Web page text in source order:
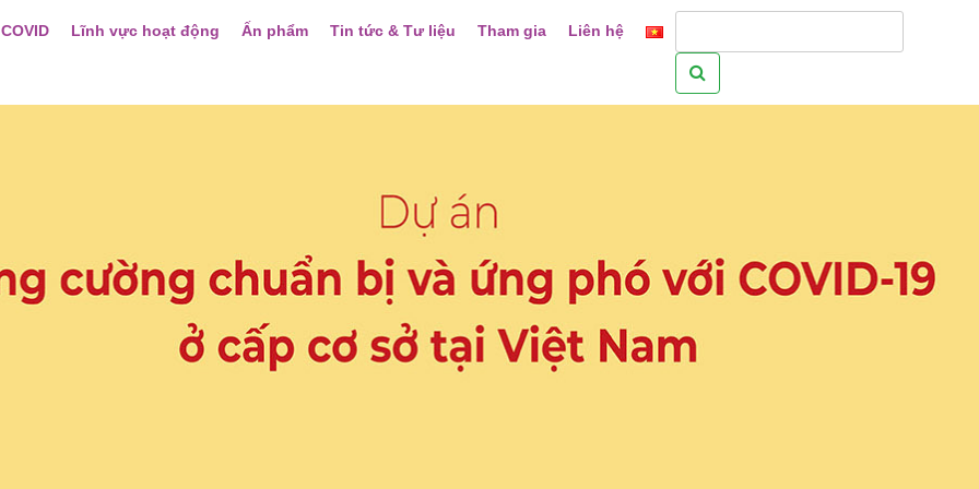
Lĩnh vực hoạt động Ấn phẩm Tin tức & Tư liệu Tham gia Liên hệ